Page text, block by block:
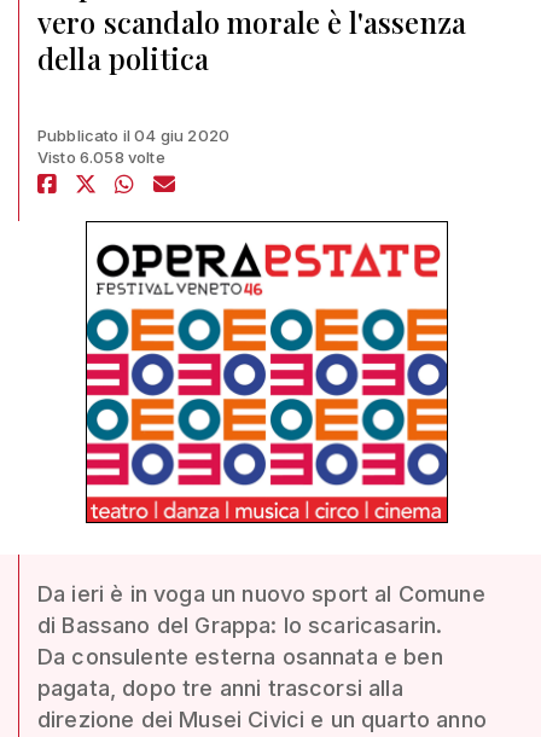
vero scandalo morale è l'assenza
della politica
Pubblicato il 04 giu 2020
Visto 6.058 volte
Da ieri è in voga un nuovo sport al Comune
di Bassano del Grappa: lo scaricasarin.
Da consulente esterna osannata e ben
pagata, dopo tre anni trascorsi alla
direzione dei Musei Civici e un quarto anno